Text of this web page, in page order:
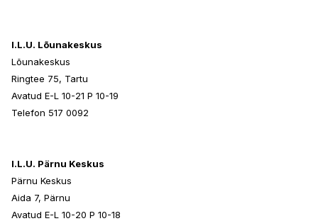
I.L.U. Lõunakeskus
Lõunakeskus
Ringtee 75, Tartu
Avatud E-L 10-21 P 10-19
Telefon 517 0092
I.L.U. Pärnu Keskus
Pärnu Keskus
Aida 7, Pärnu
Avatud E-L 10-20 P 10-18